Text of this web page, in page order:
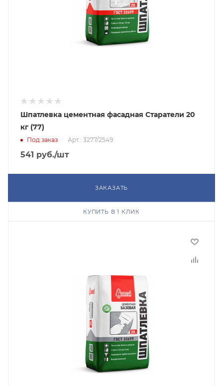
Шпатлевка цементная фасадная Старатели 20
кг (77)
Под заказ Арт.: 3277/2549
541 руб./шт
ЗАКАЗАТЬ
КУПИТЬ В 1 КЛИК